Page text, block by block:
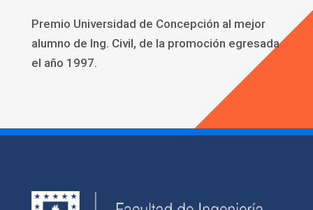
Premio Universidad de Concepción al mejor
alumno de Ing. Civil, de la promoción egresada
el año 1997.